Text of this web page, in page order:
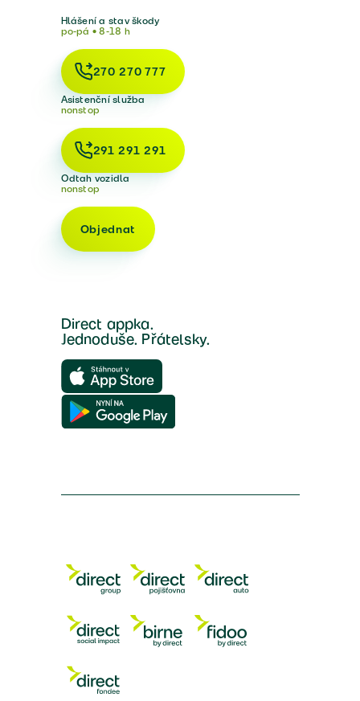
Hlášení a stav škody
po-pá • 8-18 h
270 270 777
Asistenční služba
nonstop
291 291 291
Odtah vozidla
nonstop
Objednat
Direct appka.
Jednoduše. Přátelsky.